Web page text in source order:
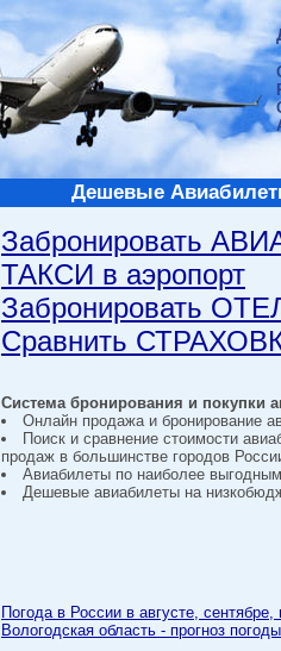
Дешевые
Забронировать
ТАКСИ в аэропорт
Забронировать
Сравнить
Система бронирования и покупки
Онлайн продажа и бронирование
Поиск и сравнение стоимости
продаж в большинстве городов
Авиабилеты по наиболее
Дешевые авиабилеты на
Погода в России в августе, сентябре,
Вологодская область - прогноз